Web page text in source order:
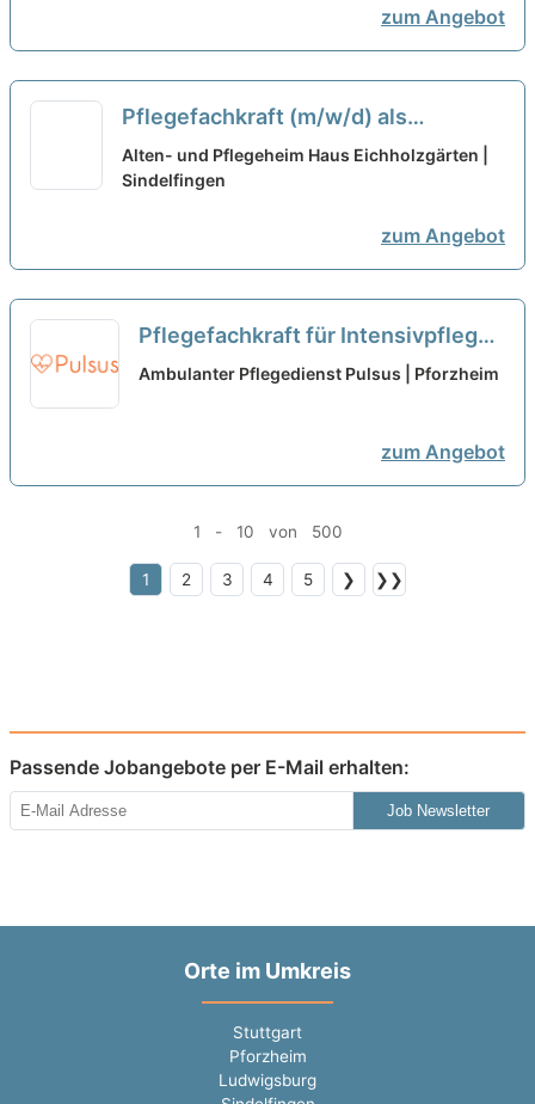
zum Angebot
Pflegefachkraft (m/w/d) als
Gerontofachkraft - Teamarbeit ist
der Schlüssel zum Erfolg!
Alten- und Pflegeheim Haus Eichholzgärten |
Sindelfingen
zum Angebot
Pflegefachkraft für Intensivpflege
(m/w/d) – Wir suchen Zuwachs in
Ambulanter Pflegedienst Pulsus | Pforzheim
zum Angebot
1 - 10 von 500
1 2 3 4 5 ❯ ❯❯
Passende Jobangebote per E-Mail erhalten:
Job Newsletter
Orte im Umkreis
Stuttgart
Pforzheim
Ludwigsburg